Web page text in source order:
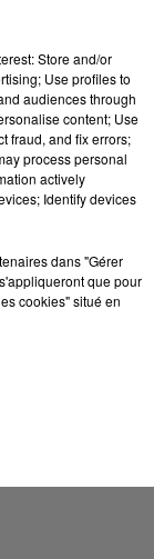
Store and/or
Use profiles to
audiences through
content; Use
fraud, and fix errors;
process personal
actively
Identify devices
dans "Gérer
que pour
cookies" situé en